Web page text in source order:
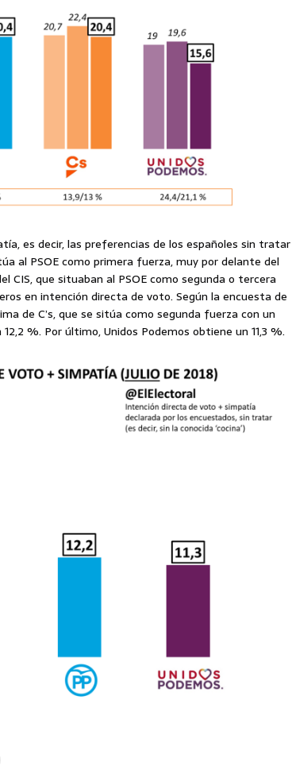
es decir, las preferencias de los españoles sin tratar
al PSOE como primera fuerza, muy por delante del
CIS, que situaban al PSOE como segunda o tercera
en intención directa de voto. Según la encuesta de
de C’s, que se sitúa como segunda fuerza con un
%. Por último, Unidos Podemos obtiene un 11,3 %.